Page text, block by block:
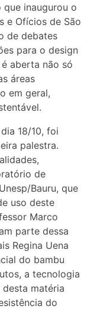
inaugurou o
e Ofícios de São
de debates
para o design
aberta não só
áreas
em geral,
18/10, foi
palestra.
de
Bauru, que
uso deste
Marco
parte dessa
Regina Uena
do bambu
a tecnologia
matéria
do